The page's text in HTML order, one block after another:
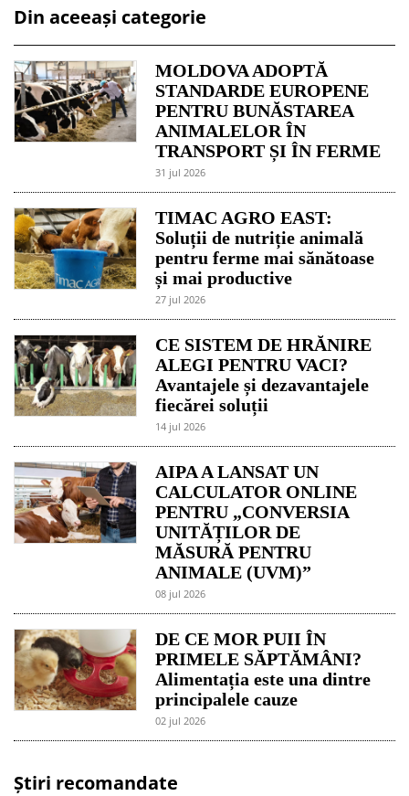
Din aceeași categorie
MOLDOVA ADOPTĂ
STANDARDE EUROPENE
PENTRU BUNĂSTAREA
ANIMALELOR ÎN
TRANSPORT ȘI ÎN FERME
31 jul 2026
TIMAC AGRO EAST:
Soluții de nutriție animală
pentru ferme mai sănătoase
și mai productive
27 jul 2026
CE SISTEM DE HRĂNIRE
ALEGI PENTRU VACI?
Avantajele și dezavantajele
fiecărei soluții
14 jul 2026
AIPA A LANSAT UN
CALCULATOR ONLINE
PENTRU „CONVERSIA
UNITĂȚILOR DE
MĂSURĂ PENTRU
ANIMALE (UVM)”
08 jul 2026
DE CE MOR PUII ÎN
PRIMELE SĂPTĂMÂNI?
Alimentația este una dintre
principalele cauze
02 jul 2026
Știri recomandate